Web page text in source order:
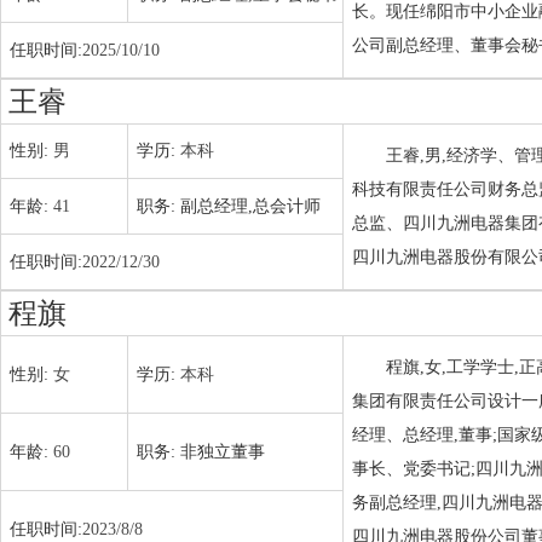
长。现任绵阳市中小企
公司副总经理、董事会秘
任职时间:2025/10/10
王睿
性别: 男 学历: 本科
王睿,男,经济学、管
科技有限责任公司财务
总监、四川九洲电器集
四川九洲电器股份有限
年龄: 41 职务: 副总经理,总会计师
任职时间:2022/12/30
程旗
性别: 女 学历: 本科
程旗,女,工学学士,正
集团有限责任公司设计
经理、总经理,董事;国家
事长、党委书记;四川九
务副总经理,四川九洲电
四川九洲电器股份公司
年龄: 60 职务: 非独立董事
任职时间:2023/8/8